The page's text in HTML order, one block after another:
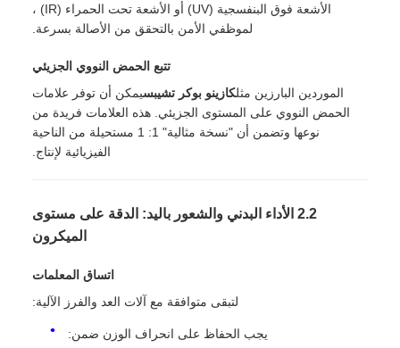
الأشعة فوق البنفسجية (UV) أو الأشعة تحت الحمراء (IR) ،
لموظفي الأمن بالتحقق من الأصالة بسرعة.
تتبع الحمض النووي الجزيئي
الموردين البارزين مثلكازينو بوكر تشيبسيمكن أن توفر علامات
الحمض النووي على المستوى الجزيئي. هذه العلامات فريدة من
نوعها وتضمن أن "نسخة مثالية" 1: 1 مستحيلة من الناحية
الفيزيائية لإنتاج.
2.2 الأداء البدني والشعور باليد: الدقة على مستوى
الميكرون
اتساق المعلمات
لتبقى متوافقة مع آلات العد والفرز الآلية:
يجب الحفاظ على انحراف الوزن ضمن: